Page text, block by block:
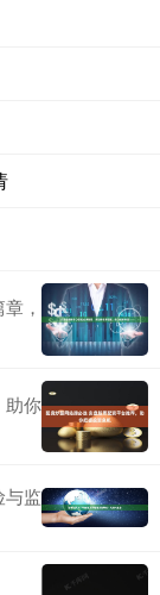
，
助你
与监